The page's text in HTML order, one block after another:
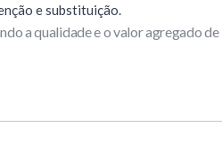
e substituição.
a qualidade e o valor agregado de